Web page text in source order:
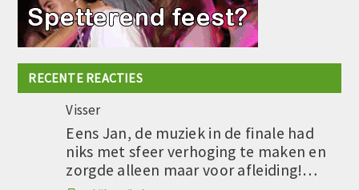
RECENTE REACTIES
Visser
Eens Jan, de muziek in de finale had
niks met sfeer verhoging te maken en
zorgde alleen maar voor afleiding!…